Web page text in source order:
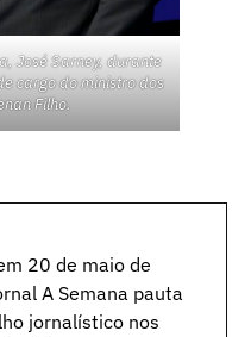
José Sarney, durante
cargo do ministro dos
Filho.
20 de maio de
A Semana pauta
jornalístico nos